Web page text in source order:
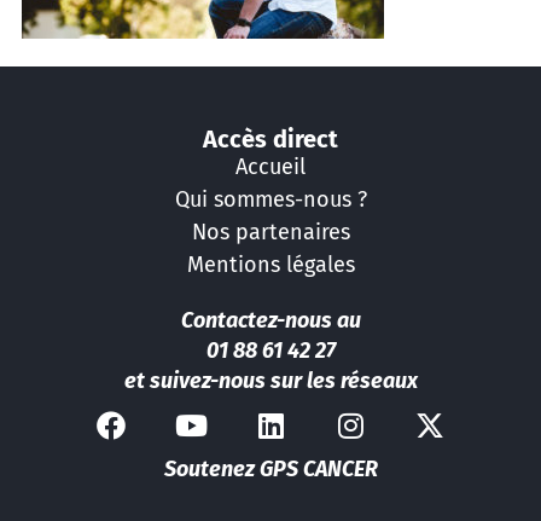
Accès direct
Accueil
Qui sommes-nous ?
Nos partenaires
Mentions légales
Contactez-nous au
01 88 61 42 27
et suivez-nous sur les réseaux
Soutenez GPS CANCER